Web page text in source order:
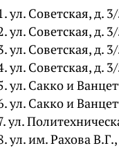
ул. Советская, д.
ул. Советская, д.
ул. Советская, д.
ул. Советская, д.
ул. Сакко и
ул. Сакко и
ул.
ул. им. Рахова